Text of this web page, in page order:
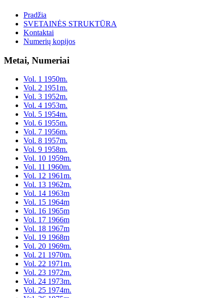
Pradžia
SVETAINĖS STRUKTŪRA
Kontaktai
Numerių kopijos
Metai, Numeriai
Vol. 1 1950m.
Vol. 2 1951m.
Vol. 3 1952m.
Vol. 4 1953m.
Vol. 5 1954m.
Vol. 6 1955m.
Vol. 7 1956m.
Vol. 8 1957m.
Vol. 9 1958m.
Vol. 10 1959m.
Vol. 11 1960m.
Vol. 12 1961m.
Vol. 13 1962m.
Vol. 14 1963m
Vol. 15 1964m
Vol. 16 1965m
Vol. 17 1966m
Vol. 18 1967m
Vol. 19 1968m
Vol. 20 1969m.
Vol. 21 1970m.
Vol. 22 1971m.
Vol. 23 1972m.
Vol. 24 1973m.
Vol. 25 1974m.